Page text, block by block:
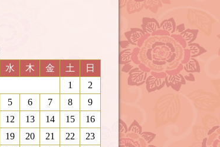
水 木 金 土
日
1
2
5 6 7 8
9
12 13 14 15
16
19 20 21 22
23